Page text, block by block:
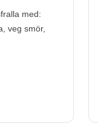
med:
veg smör,